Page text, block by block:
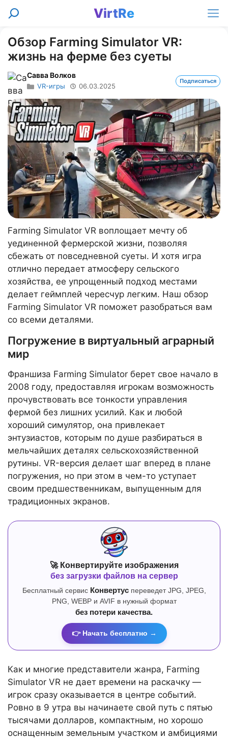
Перейти
VirtRe
Поиск
Обзор Farming Simulator VR:
жизнь на ферме без суеты
Савва Волков
VR-игры 06.03.2025
Подписаться
Farming Simulator VR воплощает мечту об
уединенной фермерской жизни, позволяя
сбежать от повседневной суеты. И хотя игра
отлично передает атмосферу сельского
хозяйства, ее упрощенный подход местами
делает геймплей чересчур легким. Наш обзор
Farming Simulator VR поможет разобраться вам
со всеми деталями.
Погружение в виртуальный аграрный
мир
Франшиза Farming Simulator берет свое начало в
2008 году, предоставляя игрокам возможность
прочувствовать все тонкости управления
фермой без лишних усилий. Как и любой
хороший симулятор, она привлекает
энтузиастов, которым по душе разбираться в
мельчайших деталях сельскохозяйственной
рутины. VR-версия делает шаг вперед в плане
погружения, но при этом в чем-то уступает
своим предшественникам, выпущенным для
традиционных экранов.
🚀 Конвертируйте изображения
без загрузки файлов на сервер
Бесплатный сервис Конвертуспереведет JPG, JPEG,
PNG, WEBP и AVIF в нужный формат
без потери качества.
👉 Начать бесплатно →
Как и многие представители жанра, Farming
Simulator VR не дает времени на раскачку —
игрок сразу оказывается в центре событий.
Ровно в 9 утра вы начинаете свой путь с пятью
тысячами долларов, компактным, но хорошо
оснащенным земельным участком и амбициями